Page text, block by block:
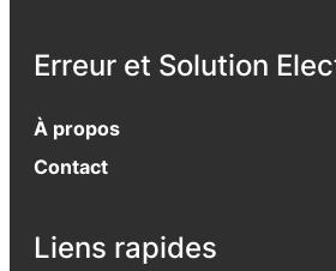
Erreur et Solution
À propos
Contact
Liens rapides